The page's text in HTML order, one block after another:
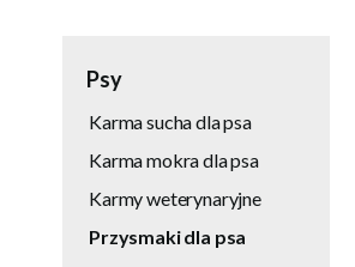
Psy
Karma sucha dla psa
Karma mokra dla psa
Karmy weterynaryjne
Przysmaki dla psa